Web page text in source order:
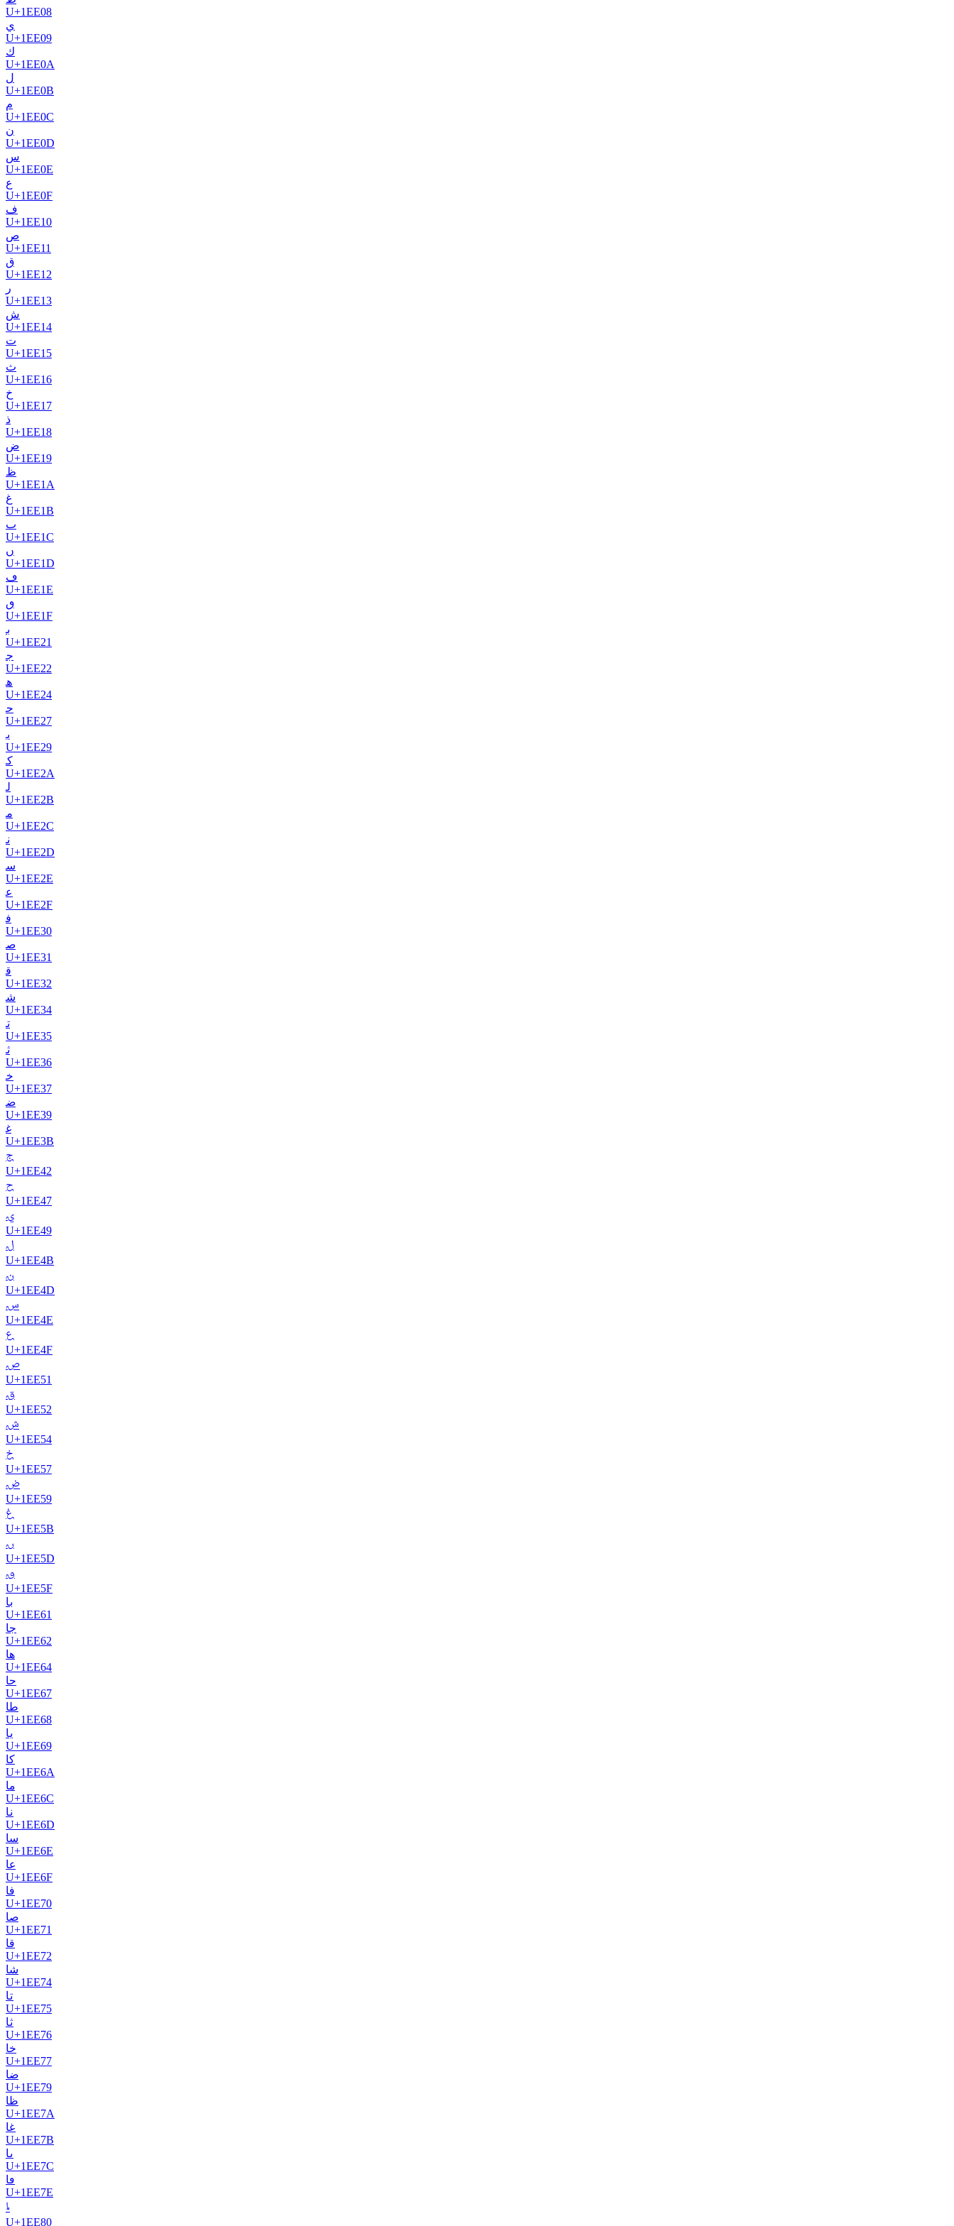
U+1EE08
𞸉
U+1EE09
𞸊
U+1EE0A
𞸋
U+1EE0B
𞸌
U+1EE0C
𞸍
U+1EE0D
𞸎
U+1EE0E
𞸏
U+1EE0F
𞸐
U+1EE10
𞸑
U+1EE11
𞸒
U+1EE12
𞸓
U+1EE13
𞸔
U+1EE14
𞸕
U+1EE15
𞸖
U+1EE16
𞸗
U+1EE17
𞸘
U+1EE18
𞸙
U+1EE19
𞸚
U+1EE1A
𞸛
U+1EE1B
𞸜
U+1EE1C
𞸝
U+1EE1D
𞸞
U+1EE1E
𞸟
U+1EE1F
𞸡
U+1EE21
𞸢
U+1EE22
𞸤
U+1EE24
𞸧
U+1EE27
𞸩
U+1EE29
𞸪
U+1EE2A
𞸫
U+1EE2B
𞸬
U+1EE2C
𞸭
U+1EE2D
𞸮
U+1EE2E
𞸯
U+1EE2F
𞸰
U+1EE30
𞸱
U+1EE31
𞸲
U+1EE32
𞸴
U+1EE34
𞸵
U+1EE35
𞸶
U+1EE36
𞸷
U+1EE37
𞸹
U+1EE39
𞸻
U+1EE3B
𞹂
U+1EE42
𞹇
U+1EE47
𞹉
U+1EE49
𞹋
U+1EE4B
𞹍
U+1EE4D
𞹎
U+1EE4E
𞹏
U+1EE4F
𞹑
U+1EE51
𞹒
U+1EE52
𞹔
U+1EE54
𞹗
U+1EE57
𞹙
U+1EE59
𞹛
U+1EE5B
𞹝
U+1EE5D
𞹟
U+1EE5F
𞹡
U+1EE61
𞹢
U+1EE62
𞹤
U+1EE64
𞹧
U+1EE67
𞹨
U+1EE68
𞹩
U+1EE69
𞹪
U+1EE6A
𞹬
U+1EE6C
𞹭
U+1EE6D
𞹮
U+1EE6E
𞹯
U+1EE6F
𞹰
U+1EE70
𞹱
U+1EE71
𞹲
U+1EE72
𞹴
U+1EE74
𞹵
U+1EE75
𞹶
U+1EE76
𞹷
U+1EE77
𞹹
U+1EE79
𞹺
U+1EE7A
𞹻
U+1EE7B
𞹼
U+1EE7C
𞹾
U+1EE7E
𞺀
U+1EE80